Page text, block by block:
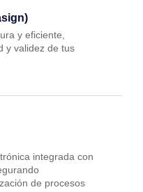
y eficiente,
y validez de tus
integrada con
de procesos